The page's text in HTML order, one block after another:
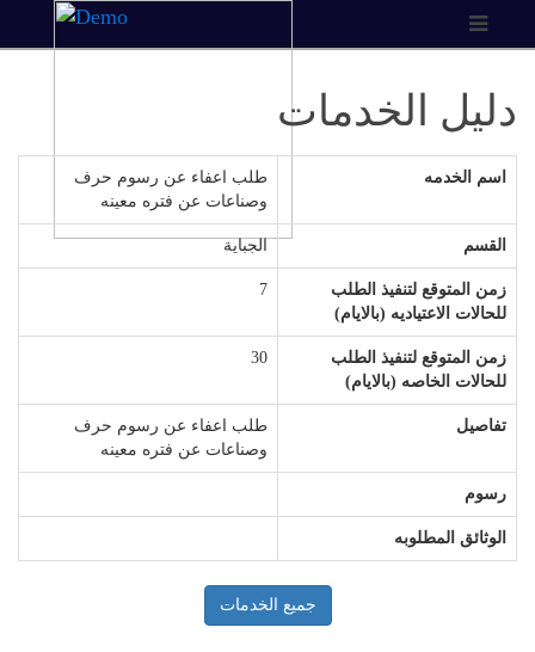
دليل الخدمات
اسم الخدمه
طلب اعفاء عن رسوم حرف
وصناعات عن فتره معينه
القسم الجباية
زمن المتوقع لتنفيذ الطلب
للحالات الاعتياديه (بالايام)
7
زمن المتوقع لتنفيذ الطلب
للحالات الخاصه (بالايام)
30
تفاصيل
طلب اعفاء عن رسوم حرف
وصناعات عن فتره معينه
رسوم
الوثائق المطلوبه
جميع الخدمات